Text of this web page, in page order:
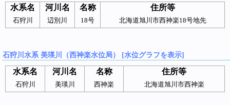
水系名 河川名 名称 住所等
石狩川 辺別川 18号 北海道旭川市西神楽18号地先
石狩川水系 美瑛川（西神楽水位局） [水位グラフを表示]
水系名 河川名 名称 住所等
石狩川 美瑛川 西神楽 北海道旭川市西神楽